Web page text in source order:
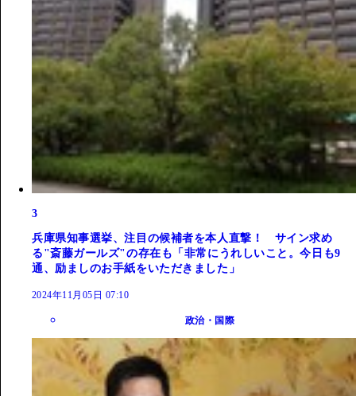
3
兵庫県知事選挙、注目の候補者を本人直撃！ サイン求め
る"斎藤ガールズ"の存在も「非常にうれしいこと。今日も9
通、励ましのお手紙をいただきました」
2024年11月05日 07:10
政治・国際